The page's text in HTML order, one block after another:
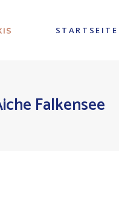
STARTSEITE
Falkensee